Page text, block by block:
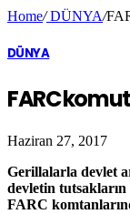
Home/DÜNYA/
DÜNYA
FARC
Haziran 27, 2017
Gerillalarla devlet
devletin tutsakların
FARC